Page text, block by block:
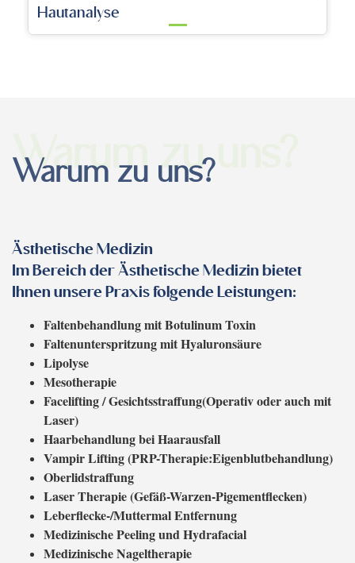
KTP-Laser
Warum zu uns?
Warum zu uns?
Ästhetische Medizin
Im Bereich der Ästhetische Medizin bietet
Ihnen unsere Praxis folgende Leistungen:
Faltenbehandlung mit Botulinum Toxin
Faltenunterspritzung mit Hyaluronsäure
Lipolyse
Mesotherapie
Facelifting / Gesichtsstraffung(Operativ oder auch mit
Laser)
Haarbehandlung bei Haarausfall
Vampir Lifting (PRP-Therapie:Eigenblutbehandlung)
Oberlidstraffung
Laser Therapie (Gefäß-Warzen-Pigementflecken)
Leberflecke-/Muttermal Entfernung
Medizinische Peeling und Hydrafacial
Medizinische Nageltherapie